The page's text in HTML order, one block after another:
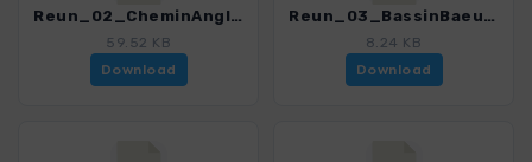
Reun_02_CheminAnglais.gpx
59.52 KB
Download
Reun_03_BassinBaeuf-Nicole.gpx
8.24 KB
Download